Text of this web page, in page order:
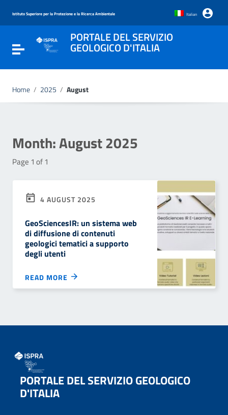
Go to the navigation menu
Go to the footer
Istituto Superiore per la Protezione e la Ricerca Ambientale Italian
Toggle navigation
PORTALE DEL SERVIZIO
GEOLOGICO D'ITALIA
Home / 2025 / August
Month:August 2025
Page 1 of 1
4 AUGUST 2025
GeoSciencesIR: un sistema web
di diffusione di contenuti
geologici tematici a supporto
degli utenti
READ MORE
PORTALE DEL SERVIZIO GEOLOGICO
D'ITALIA